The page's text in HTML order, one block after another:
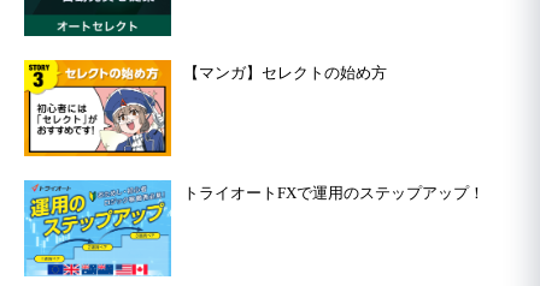
【マンガ】セレクトの始め方
トライオートFXで運用のステップアップ！